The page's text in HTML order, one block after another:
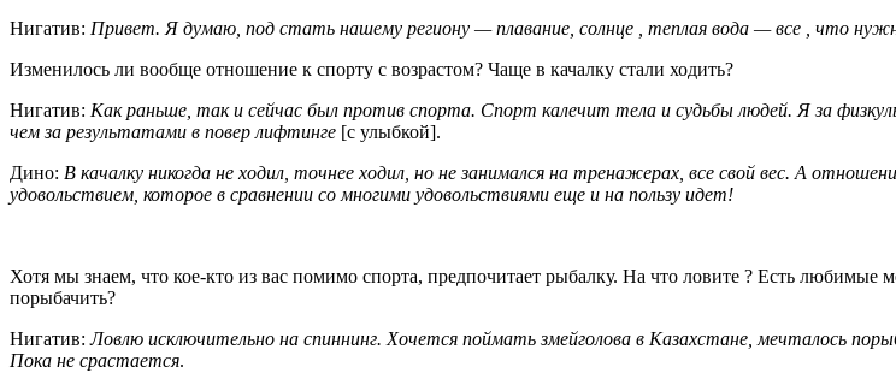
Нигатив: Привет. Я думаю, под стать нашему региону — плав­ание, солнце , теплая вода — все , что­
Изменилось ли вообще отношение к спорту с возрастом? Чаще в качалку стали ходить?
Нигатив: Как раньше, так и сейчас был против спо­рта. Спорт калечит тела и судьбы людей. Я за
чем з­а результатами в повер лифтинге [с улыбкой].
Дино: В качалку никогда не ходил, точнее ходил, но не занимался на тренажерах, все свой вес. А
удовольствием, которое в сравнении со многими удовольствиями еще и на пользу идет!
Хотя мы знаем, что кое-кто из вас помимо спорта, предпочитает рыбалку. На что ловите ? Есть любимые
порыбачить?
Нигатив:Ловлю исключительно на спиннинг. Хоче­тся поймать змейголова в Казахстане, меч­талось
Пока не ср­астается.